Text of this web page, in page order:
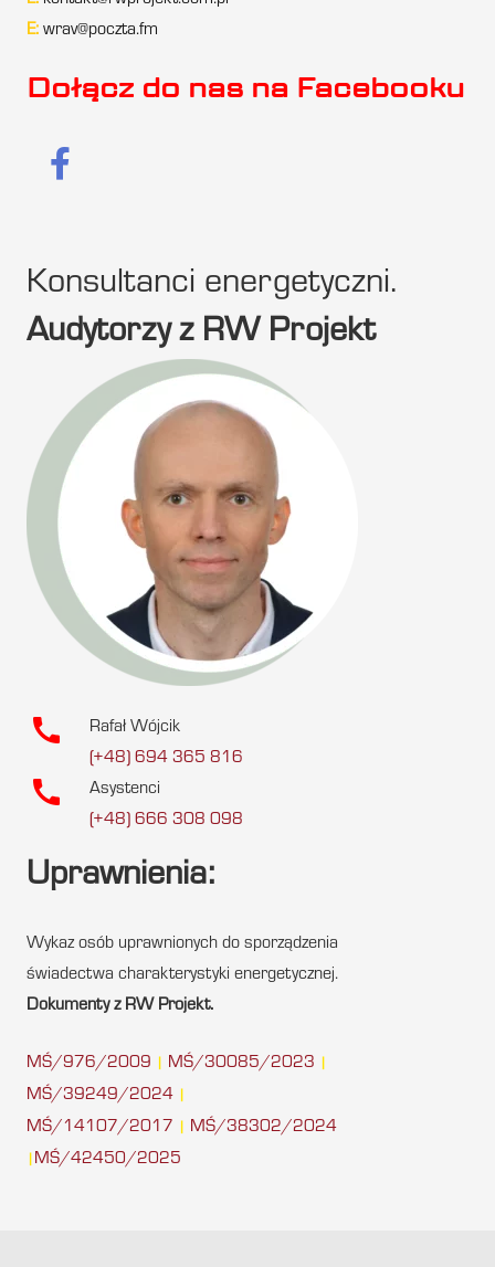
E: wrav@poczta.fm
Dołącz do nas na Facebooku
Konsultanci energetyczni.
Audytorzy z RW Projekt
call
Rafał Wójcik
(+48) 694 365 816
call
Asystenci
(+48) 666 308 098
Uprawnienia:
Wykaz osób uprawnionych do sporządzenia
świadectwa charakterystyki energetycznej.
Dokumenty z RW Projekt.
MŚ/976/2009 MŚ/30085/2023
MŚ/39249/2024
MŚ/14107/2017 MŚ/38302/2024
MŚ/42450/2025